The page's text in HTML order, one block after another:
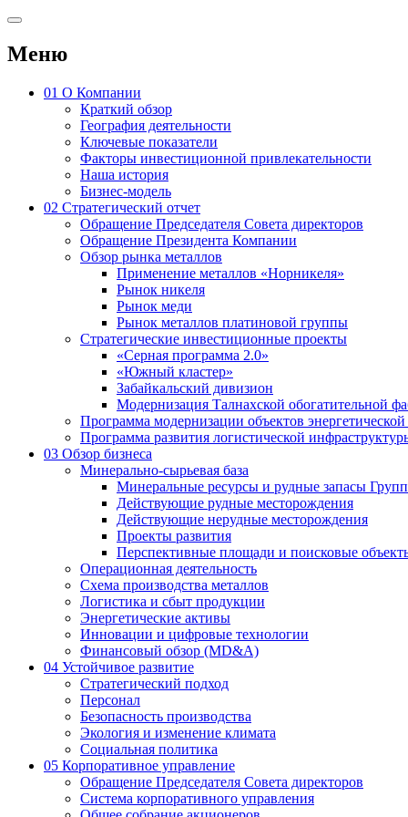
Меню
01 О Компании
Краткий обзор
География деятельности
Ключевые показатели
Факторы инвестиционной привлекательности
Наша история
Бизнес-модель
02 Стратегический отчет
Обращение Председателя Совета директоров
Обращение Президента Компании
Обзор рынка металлов
Применение металлов «Норникеля»
Рынок никеля
Рынок меди
Рынок металлов платиновой группы
Стратегические инвестиционные проекты
«Серная программа 2.0»
«Южный кластер»
Забайкальский дивизион
Модернизация Талнахской обогатительной
Программа модернизации объектов
Программа развития логистической
03 Обзор бизнеса
Минерально-сырьевая база
Минеральные ресурсы и рудные запасы
Действующие рудные месторождения
Действующие нерудные месторождения
Проекты развития
Перспективные площади и поисковые
Операционная деятельность
Схема производства металлов
Логистика и сбыт продукции
Энергетические активы
Инновации и цифровые технологии
Финансовый обзор (MD&A)
04 Устойчивое развитие
Стратегический подход
Персонал
Безопасность производства
Экология и изменение климата
Социальная политика
05 Корпоративное управление
Обращение Председателя Совета директоров
Система корпоративного управления